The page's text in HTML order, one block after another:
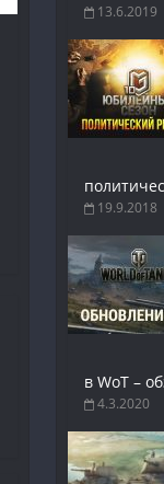
13.6.2019
19.9.2018
в WoT –
4.3.2020